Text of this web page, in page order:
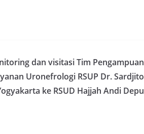
dan visitasi Tim Pengampuan
Uronefrologi RSUP Dr. Sardjito
ke RSUD Hajjah Andi Depu